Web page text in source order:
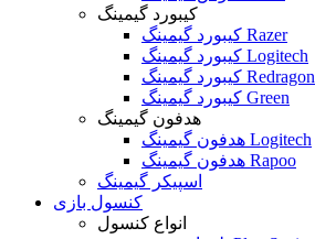
کیبورد گیمینگ
کیبورد گیمینگ Razer
کیبورد گیمینگ Logitech
کیبورد گیمینگ Redragon
کیبورد گیمینگ Green
هدفون گیمینگ
هدفون گیمینگ Logitech
هدفون گیمینگ Rapoo
اسپیکر گیمینگ
کنسول بازی
انواع کنسول